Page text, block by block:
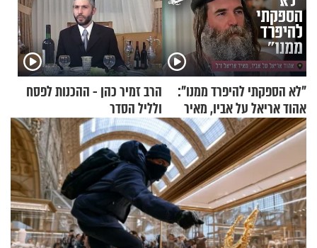
"לא הספקתי להיפרד ממנו":
אהוד אריאל על אביו, מאיר
אריאל ז"ל
הרב זמיר כהן - ההכנות לפסח
ולליל הסדר